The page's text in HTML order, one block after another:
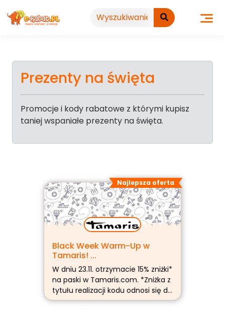
do
treści
Prezenty na święta
Promocje i kody rabatowe z którymi kupisz
taniej wspaniałe prezenty na święta.
Najlepsza oferta
Black Week Warm-Up w
Tamaris! ...
W dniu 23.11. otrzymacie 15% zniżki*
na paski w Tamaris.com. *Zniżka z
tytułu realizacji kodu odnosi się do
RRP. Obowiązuje na przedmioty